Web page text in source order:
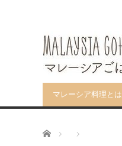
マレーシア料理とは
ホーム